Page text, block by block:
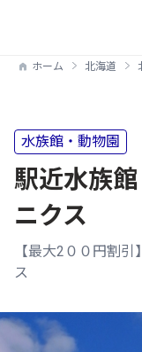
ホーム 北海道
水族館・動物園
駅近水族
ニクス
【最大2００円割
ス